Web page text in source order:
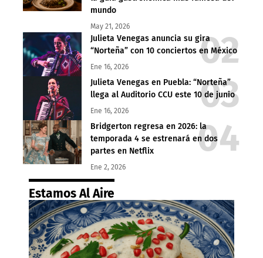
mundo
May 21, 2026
Julieta Venegas anuncia su gira
“Norteña” con 10 conciertos en México
Ene 16, 2026
Julieta Venegas en Puebla: “Norteña”
llega al Auditorio CCU este 10 de junio
Ene 16, 2026
Bridgerton regresa en 2026: la
temporada 4 se estrenará en dos
partes en Netflix
Ene 2, 2026
Estamos Al Aire